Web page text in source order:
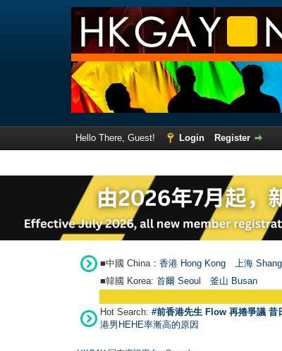
Hello There, Guest! Login
Register
■中國 China： 香港 Hong Kong 上海
■韓國 Korea: 首爾 Seou 釜山 Busan
Hot Search: #前香港先生 Flow 再捲爭議 昔
港男HEHE率漸高的原因